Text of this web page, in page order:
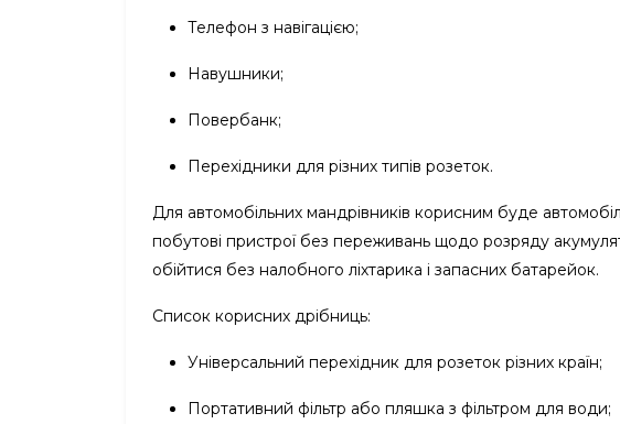
Телефон з навігацією;
Навушники;
Повербанк;
Перехідники для різних типів розеток.
Для автомобільних мандрівників корисним буде
побутові пристрої без переживань щодо розряду
обійтися без налобного ліхтарика і запасних батарейок.
Список корисних дрібниць:
Універсальний перехідник для розеток різних країн;
Портативний фільтр або пляшка з фільтром для води;